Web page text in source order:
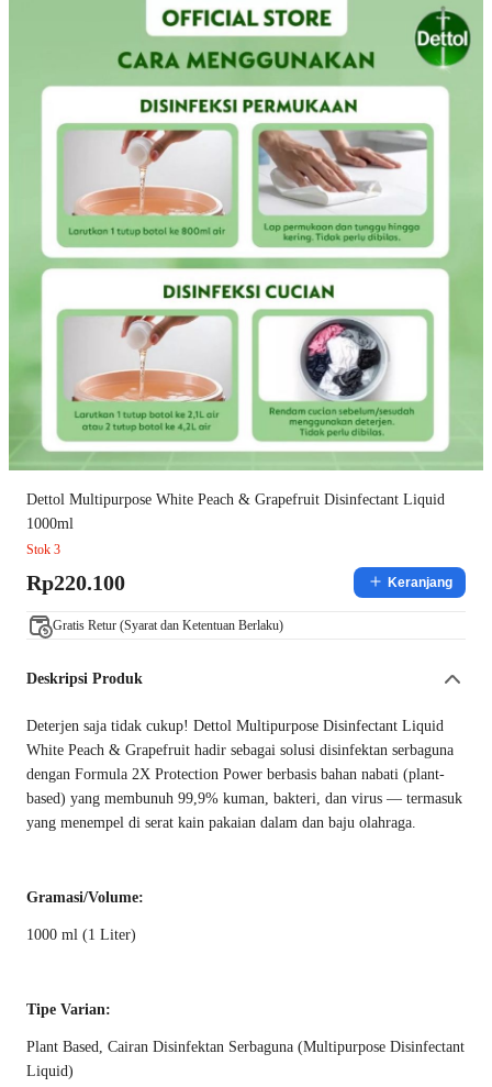
Dettol Multipurpose White Peach & Grapefruit Disinfectant Liquid
1000ml
Stok 3
Rp220.100 Keranjang
Gratis Retur (Syarat dan Ketentuan Berlaku)
Deskripsi Produk
Deterjen saja tidak cukup! Dettol Multipurpose Disinfectant Liquid
White Peach & Grapefruit hadir sebagai solusi disinfektan serbaguna
dengan Formula 2X Protection Power berbasis bahan nabati (plant-
based) yang membunuh 99,9% kuman, bakteri, dan virus — termasuk
yang menempel di serat kain pakaian dalam dan baju olahraga.
Gramasi/Volume:
1000 ml (1 Liter)
Tipe Varian:
Plant Based, Cairan Disinfektan Serbaguna (Multipurpose Disinfectant
Liquid)